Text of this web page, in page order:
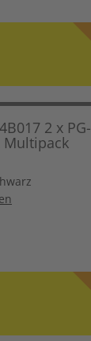
2 x PG-
Multipack